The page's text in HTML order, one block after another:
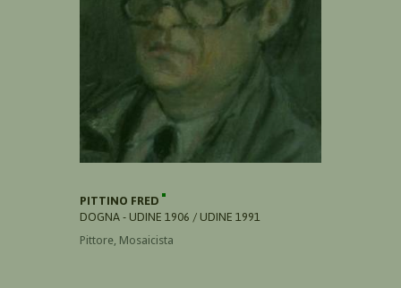
PITTINO FRED
DOGNA - UDINE 1906 / UDINE 1991
Pittore, Mosaicista